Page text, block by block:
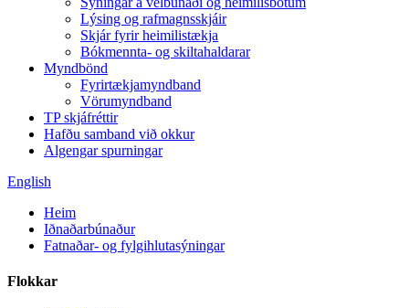
Lýsing og rafmagnsskjáir
Skjár fyrir heimilistækja
Bókmennta- og skiltahaldarar
Myndbönd
Fyrirtækjamyndband
Vörumyndband
TP skjáfréttir
Hafðu samband við okkur
Algengar spurningar
English
Heim
Iðnaðarbúnaður
Fatnaðar- og fylgihlutasýningar
Flokkar